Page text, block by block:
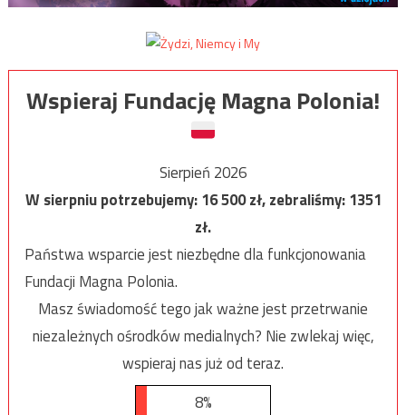
Wspieraj Fundację Magna Polonia!
Sierpień 2026
W sierpniu potrzebujemy:16 500zł, zebraliśmy:1351
zł.
Państwa wsparcie jest niezbędne dla funkcjonowania
Fundacji Magna Polonia.
Masz świadomość tego jak ważne jest przetrwanie
niezależnych ośrodków medialnych? Nie zwlekaj więc,
wspieraj nas już od teraz.
8%